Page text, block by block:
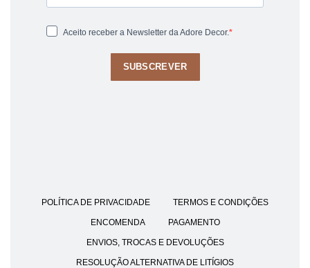
Aceito receber a Newsletter da Adore Decor.
SUBSCREVER
POLÍTICA DE PRIVACIDADE TERMOS E CONDIÇÕES
ENCOMENDA PAGAMENTO
ENVIOS, TROCAS E DEVOLUÇÕES
RESOLUÇÃO ALTERNATIVA DE LITÍGIOS